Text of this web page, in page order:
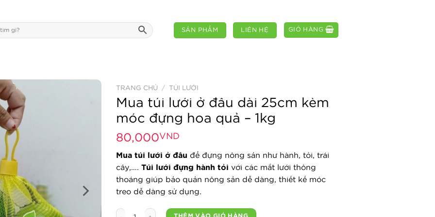
SẢN PHẨM LIÊN HỆ GIỎ HÀNG
TRANG CHỦ / TÚI LƯỚI
Mua túi lưới ở đâu dài 25cm kèm
móc đựng hoa quả – 1kg
80,000VND
Mua túi lưới ở đâu để đựng nông sản như hành, tỏi, trái
cây,…. Túi lưới đựng hành tỏi với các mắt lưới thông
thoáng giúp bảo quản nông sản dễ dàng, thiết kế móc
treo dễ dàng sử dụng.
Mua túi lưới ở đâu dài 25cm kèm móc đựng hoa quả - 1kg số lượng